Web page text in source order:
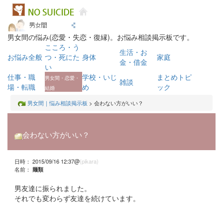
男女間の悩み(恋愛・失恋・復縁)。お悩み相談掲示板です。
お悩み全般
こころ・う
つ・死にた
い
身体
生活・お
金・借金
家庭
仕事・職
場・転職
男女間・恋愛・
結婚
学校・いじ
め
雑談
まとめトピ
ック
男女間｜悩み相談掲示板 > 会わない方がいい？
会わない方がいい？
日時： 2015/09/16 12:37@(pikara)
名前： 麺類
男友達に振られました。
それでも変わらず友達を続けています。